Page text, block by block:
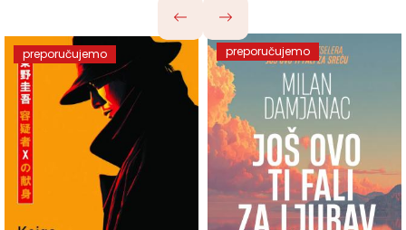
preporučujemo preporučujemo